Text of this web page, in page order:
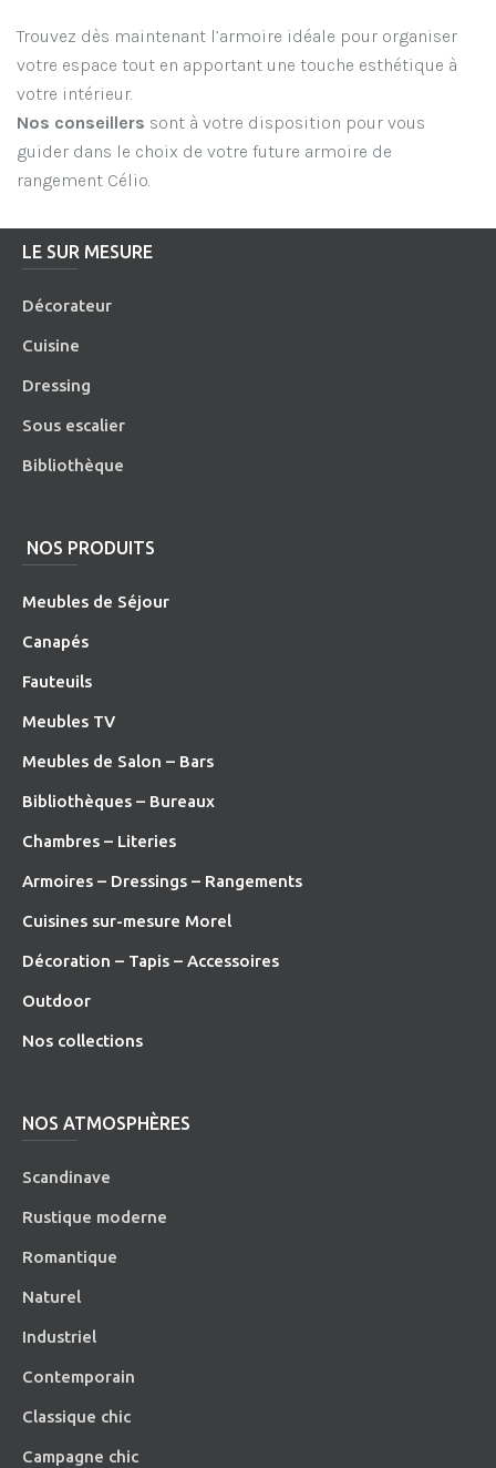
Trouvez dès maintenant l’armoire idéale pour organiser
votre espace tout en apportant une touche esthétique à
votre intérieur.
Nos conseillers sont à votre disposition pour vous
guider dans le choix de votre future armoire de
rangement Célio.
LE SUR MESURE
Décorateur
Cuisine
Dressing
Sous escalier
Bibliothèque
NOS PRODUITS
Meubles de Séjour
Canapés
Fauteuils
Meubles TV
Meubles de Salon – Bars
Bibliothèques – Bureaux
Chambres – Literies
Armoires – Dressings – Rangements
Cuisines sur-mesure Morel
Décoration – Tapis – Accessoires
Outdoor
Nos collections
NOS ATMOSPHÈRES
Scandinave
Rustique moderne
Romantique
Naturel
Industriel
Contemporain
Classique chic
Campagne chic